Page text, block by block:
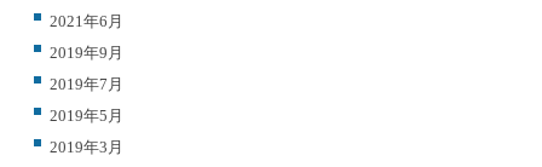
2021年6月
2019年9月
2019年7月
2019年5月
2019年3月